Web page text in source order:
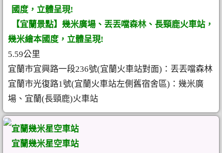
國度，立體呈現!
【宜蘭景點】幾米廣場、丟丟噹森林、長頸鹿火車站，
幾米繪本國度，立體呈現!
5.59公里
宜蘭市宜興路一段236號(宜蘭火車站對面)：丟丟噹森林
宜蘭市光復路1號(宜蘭火車站左側舊宿舍區)：幾米廣
場、宜蘭(長頸鹿)火車站
宜蘭幾米星空車站
宜蘭幾米星空車站